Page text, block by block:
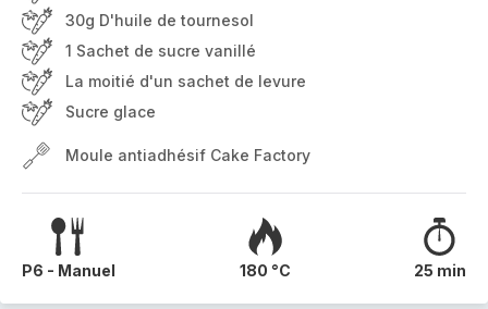
30g D'huile de tournesol
1 Sachet de sucre vanillé
La moitié d'un sachet de levure
Sucre glace
Moule antiadhésif Cake Factory
P6 - Manuel 180 °C 25 min